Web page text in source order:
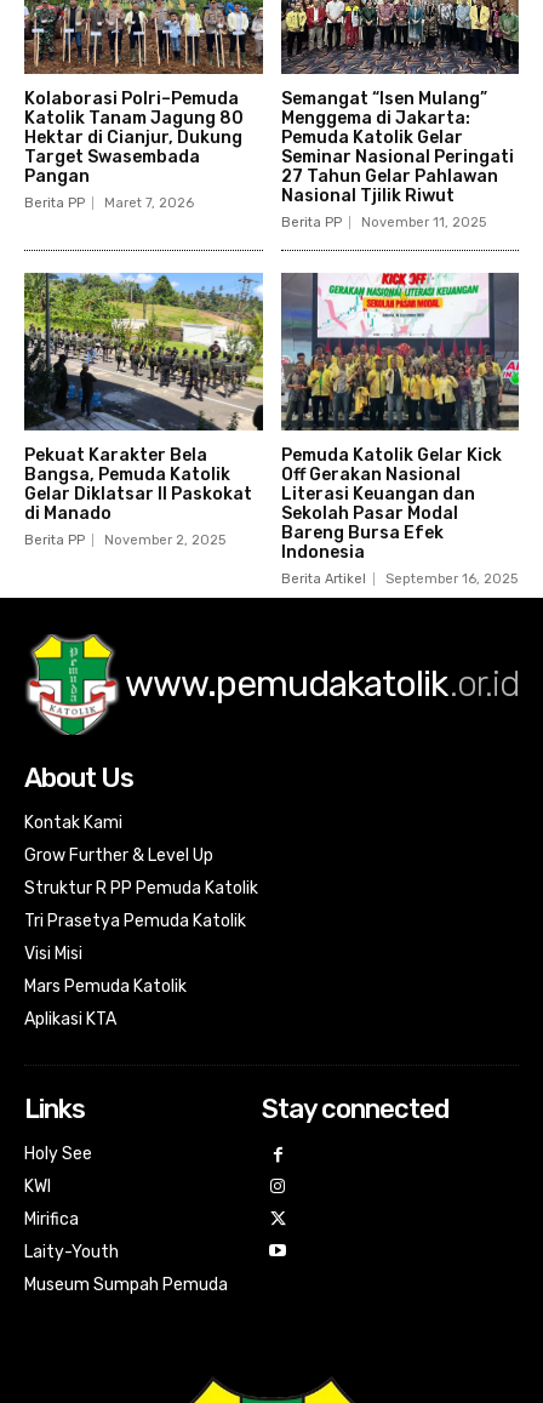
Kolaborasi Polri–Pemuda
Katolik Tanam Jagung 80
Hektar di Cianjur, Dukung
Target Swasembada
Pangan
Berita PP Maret 7, 2026
Semangat “Isen Mulang”
Menggema di Jakarta:
Pemuda Katolik Gelar
Seminar Nasional Peringati
27 Tahun Gelar Pahlawan
Nasional Tjilik Riwut
Berita PP November 11, 2025
Pekuat Karakter Bela
Bangsa, Pemuda Katolik
Gelar Diklatsar II Paskokat
di Manado
Berita PP November 2, 2025
Pemuda Katolik Gelar Kick
Off Gerakan Nasional
Literasi Keuangan dan
Sekolah Pasar Modal
Bareng Bursa Efek
Indonesia
Berita Artikel September 16, 2025
www.pemudakatolik.or.id
About Us
Kontak Kami
Grow Further & Level Up
Struktur R PP Pemuda Katolik
Tri Prasetya Pemuda Katolik
Visi Misi
Mars Pemuda Katolik
Aplikasi KTA
Links
Holy See
KWI
Mirifica
Laity-Youth
Museum Sumpah Pemuda
Stay connected